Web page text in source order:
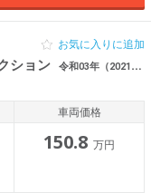
ション 令和03年（2021年） 1.3万km 兵庫県神戸市灘区 ワンオーナー ナビ
お気に入りに追加
車両価格
150.8 万円